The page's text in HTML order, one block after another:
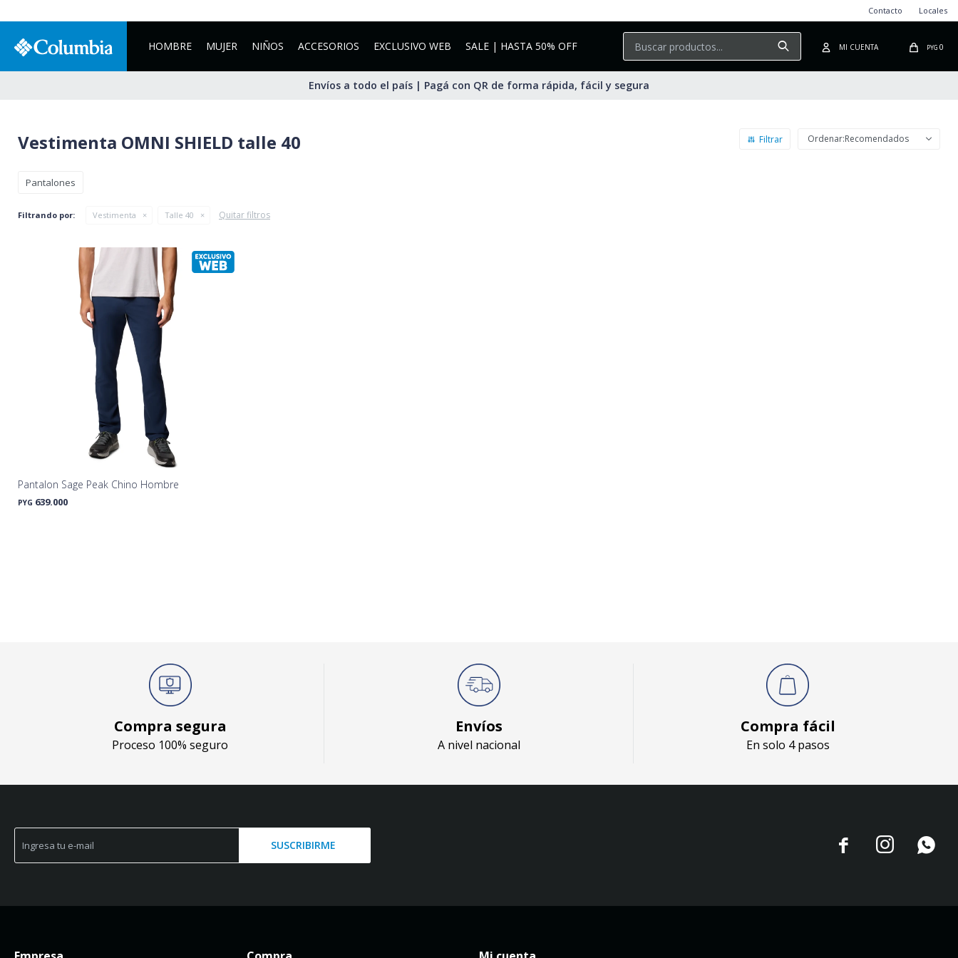
HOMBRE MUJER NIÑOS ACCESORIOS EXCLUSIVO WEB SALE | HASTA 50% OFF PYG 0
Contacto Locales
Envíos a todo el país | Pagá con QR de forma rápida, fácil y segura
Vestimenta OMNI SHIELD talle 40 Recomendados
Pantalones
Filtrando por: Vestimenta Talle 40 Quitar filtros
Pantalon Sage Peak Chino Hombre
PYG 639.000
Compra segura
Proceso 100% seguro
Envíos
A nivel nacional
Compra fácil
En solo 4 pasos
SUSCRIBIRME   